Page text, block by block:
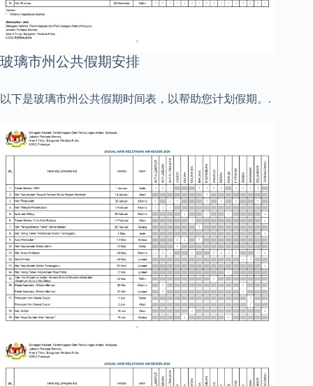
玻璃市州公共假期安排
以下是玻璃市州公共假期时间表，以帮助您计划假期。.